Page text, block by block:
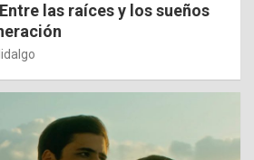
las raíces y los sueños